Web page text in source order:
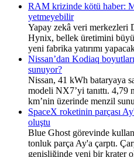
RAM krizinde kötü haber:
yetmeyebilir
Yapay zekâ veri merkezleri
Hynix, bellek üretimini
yeni fabrika yatırımı
Nissan’dan Kodiaq
sunuyor?
Nissan, 41 kWh bataryaya
modeli NX7’yi tanıttı. 4,79
km’nin üzerinde menzil
SpaceX roketinin parçası
oluştu
Blue Ghost görevinde
tonluk parça Ay'a çarptı.
genişliğinde yeni bir krater